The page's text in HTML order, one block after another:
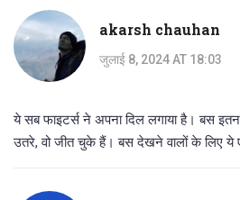
akarsh chauhan
जुलाई 8, 2024 AT 18:03
ये सब फाइटर्स ने अपना दिल लगाया है। बस
उतरे, वो जीत चुके हैं। बस देखने वालों के लिए ये